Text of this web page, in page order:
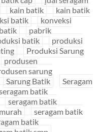
kain batik
kain batik
batik
konveksi
pabrik
batik
produksi
Produksi Sarung
produsen
sarung
Sarung Batik
Seragam
batik
seragam batik
seragam batik
batik